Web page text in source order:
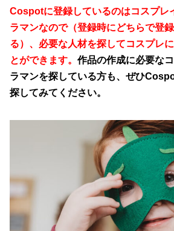
Cospotに登録しているのはコスプレ
ラマンなので（登録時にどちらで登
る）、必要な人材を探してコスプレ
とができます。 作品の作成に必要な
ラマンを探している方も、ぜひ
探してみてください。